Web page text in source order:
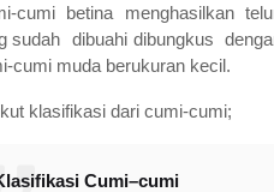
cumi
betina menghasilkan
sudah dibuahi dibungkus
cumi muda berukuran kecil.
klasifikasi dari cumi-cumi;
Cumi–cumi